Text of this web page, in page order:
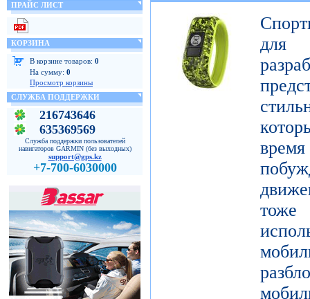
ПРАЙС ЛИСТ
КОРЗИНА
В корзине товаров: 0
На сумму: 0
Просмотр корзины
СЛУЖБА ПОДДЕРЖКИ
216743646
635369569
Служба поддержки пользователей
навигаторов GARMIN (без выходных)
support@gps.kz
+7-700-6030000
для
тоже